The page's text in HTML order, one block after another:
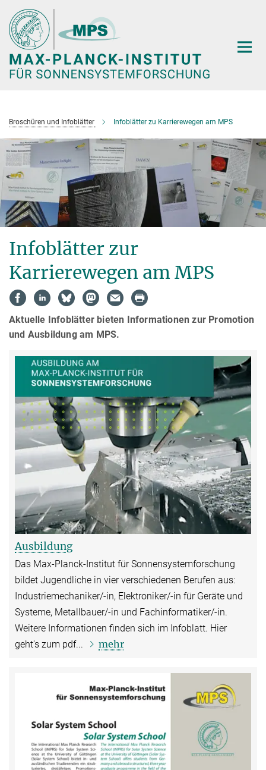
Hauptinhalt
Broschüren und Infoblätter Infoblätter zu Karrierewegen am MPS
Infoblätter zur
Karrierewegen am MPS
Aktuelle Infoblätter bieten Informationen zur Promotion
und Ausbildung am MPS.
Ausbildung
Das Max-Planck-Institut für Sonnensystemforschung
bildet Jugendliche in vier verschiedenen Berufen aus:
Industriemechaniker/-in, Elektroniker/-in für Geräte und
Systeme, Metallbauer/-in und Fachinformatiker/-in.
Weitere Informationen finden sich im Infoblatt. Hier
geht's zum pdf...
mehr